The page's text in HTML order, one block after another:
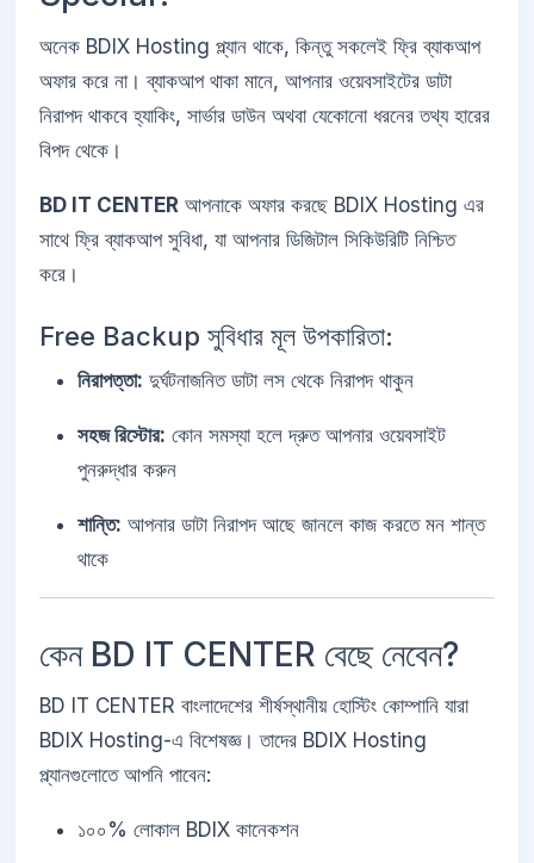
অনেক BDIX Hosting প্ল্যান থাকে, কিন্তু সকলেই ফ্রি ব্যাকআপ
অফার করে না। ব্যাকআপ থাকা মানে, আপনার ওয়েবসাইটের ডাটা
নিরাপদ থাকবে হ্যাকিং, সার্ভার ডাউন অথবা যেকোনো ধরনের তথ্য হারের
বিপদ থেকে।
BD IT CENTER আপনাকে অফার করছে BDIX Hosting এর
সাথে ফ্রি ব্যাকআপ সুবিধা, যা আপনার ডিজিটাল সিকিউরিটি নিশ্চিত
করে।
Free Backup সুবিধার মূল উপকারিতা:
নিরাপত্তা: দুর্ঘটনাজনিত ডাটা লস থেকে নিরাপদ থাকুন
সহজ রিস্টোর: কোন সমস্যা হলে দ্রুত আপনার ওয়েবসাইট
পুনরুদ্ধার করুন
শান্তি: আপনার ডাটা নিরাপদ আছে জানলে কাজ করতে মন শান্ত
থাকে
কেন BD IT CENTER বেছে নেবেন?
BD IT CENTER বাংলাদেশের শীর্ষস্থানীয় হোস্টিং কোম্পানি যারা
BDIX Hosting-এ বিশেষজ্ঞ। তাদের BDIX Hosting
প্ল্যানগুলোতে আপনি পাবেন:
১০০% লোকাল BDIX কানেকশন